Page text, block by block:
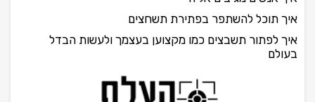
איך תוכל להשתפר בפתירת תשחצים
איך לפתור תשבצים כמו מקצוען בעצמך ולעשות הבדל
בעולם